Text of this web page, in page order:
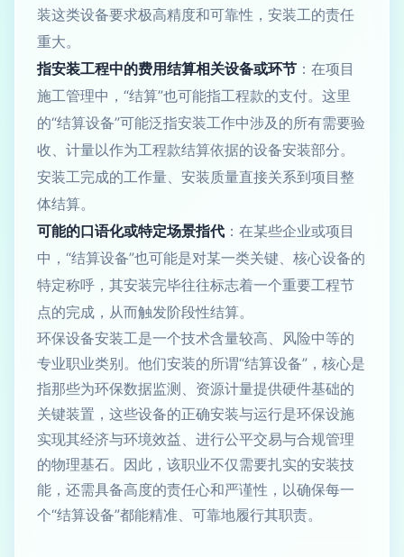
装这类设备要求极高精度和可靠性，安装工的责任
重大。
指安装工程中的费用结算相关设备或环节 ：在项目
施工管理中，“结算”也可能指工程款的支付。这里
的“结算设备”可能泛指安装工作中涉及的所有需要验
收、计量以作为工程款结算依据的设备安装部分。
安装工完成的工作量、安装质量直接关系到项目整
体结算。
可能的口语化或特定场景指代 ：在某些企业或项目
中，“结算设备”也可能是对某一类关键、核心设备的
特定称呼，其安装完毕往往标志着一个重要工程节
点的完成，从而触发阶段性结算。
环保设备安装工是一个技术含量较高、风险中等的
专业职业类别。他们安装的所谓“结算设备”，核心是
指那些为环保数据监测、资源计量提供硬件基础的
关键装置，这些设备的正确安装与运行是环保设施
实现其经济与环境效益、进行公平交易与合规管理
的物理基石。因此，该职业不仅需要扎实的安装技
能，还需具备高度的责任心和严谨性，以确保每一
个“结算设备”都能精准、可靠地履行其职责。